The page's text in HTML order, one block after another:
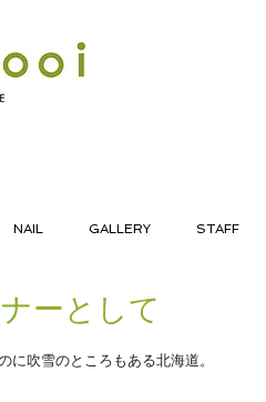
NAIL GALLERY STAFF
ーとして
に吹雪のところもある北海道。